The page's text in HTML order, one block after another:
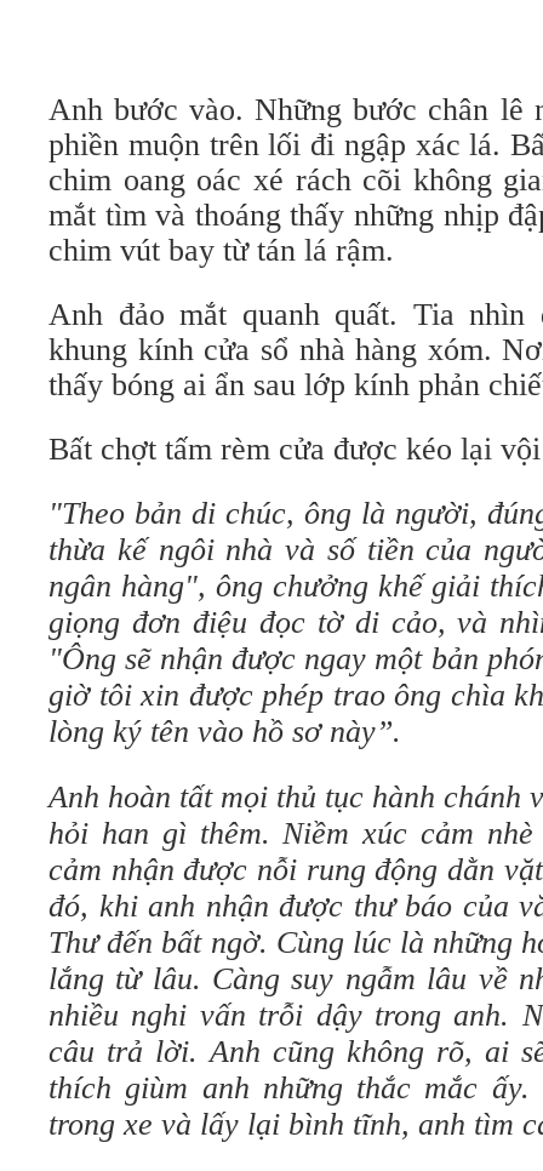
Anh bước vào. Những bước chân lê
phiền muộn trên lối đi ngập xác lá.
chim oang oác xé rách cõi không
mắt tìm và thoáng thấy những nhịp
chim vút bay từ tán lá rậm.
Anh đảo mắt quanh quất. Tia
khung kính cửa sổ nhà hàng xóm.
thấy bóng ai ẩn sau lớp kính phản
Bất chợt tấm rèm cửa được kéo lại
"Theo bản di chúc, ông là người,
thừa kế ngôi nhà và số tiền của
ngân hàng", ông chưởng khế giải
giọng đơn điệu đọc tờ di cảo, và
"Ông sẽ nhận được ngay một bản
giờ tôi xin được phép trao ông chìa
lòng ký tên vào hồ sơ này”.
Anh hoàn tất mọi thủ tục hành chánh
hỏi han gì thêm. Niềm xúc cảm
cảm nhận được nỗi rung động dằn
đó, khi anh nhận được thư báo của
Thư đến bất ngờ. Cùng lúc là những
lắng từ lâu. Càng suy ngẫm lâu về
nhiều nghi vấn trỗi dậy trong anh.
câu trả lời. Anh cũng không rõ, ai
thích giùm anh những thắc mắc
trong xe và lấy lại bình tĩnh, anh tìm